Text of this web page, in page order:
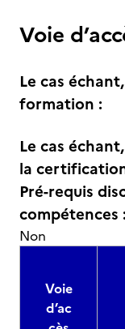
Voie
Le cas
formation :
Le cas
la
Pré-requis
compétences :
Non
Voie
d’ac